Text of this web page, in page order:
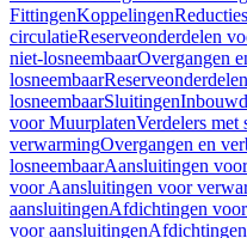
FittingenKoppelingenReducties
circulatieReserveonderdelen
niet-losneembaarOvergangen
losneembaar
losneembaarSluitingen
voor MuurplatenVerdelers met
verwarmingOvergangen en
losneembaarAansluitingen
voor Aansluitingen voor
aansluitingenAfdichtingen
voor aansluitingen